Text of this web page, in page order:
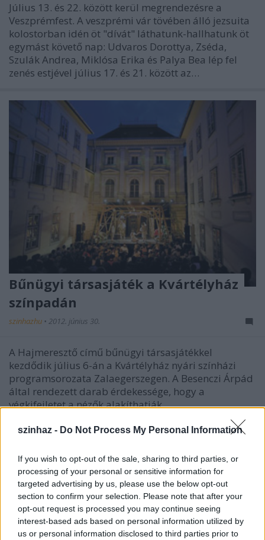
szinhaz - Do Not Process My Personal Information
If you wish to opt-out of the sale, sharing to third parties, or
processing of your personal or sensitive information for
targeted advertising by us, please use the below opt-out
section to confirm your selection. Please note that after your
opt-out request is processed you may continue seeing
interest-based ads based on personal information utilized by
us or personal information disclosed to third parties prior to
Július 13. és 22. között kerül megrendezésre a
Veszprémfest. A veszprémi vár tövében álló jezsuita
kolostorban idén öt "dívát" láthatunk-hallhatunk öt
egymást követő nap: Udvaros Dorottya, Zséda,
Szulák Andrea, Miklósa Erika és Palya Bea lép fel
zenés estjével július 17. és 21. között az…
Bűnügyi társasjáték a Kvártélyház
színpadán
szinhazhu • 2012. június 30.
A Hajmeresztő című bűnügyi társasjátékkel
kezdődik július 6-án a Kvártélyház nyári színházi
programsorozata Zalaegerszegen. A Besenczi Árpád
által rendezett darab érdekessége, hogy a
végkifejletet a nézők alakíthatják.